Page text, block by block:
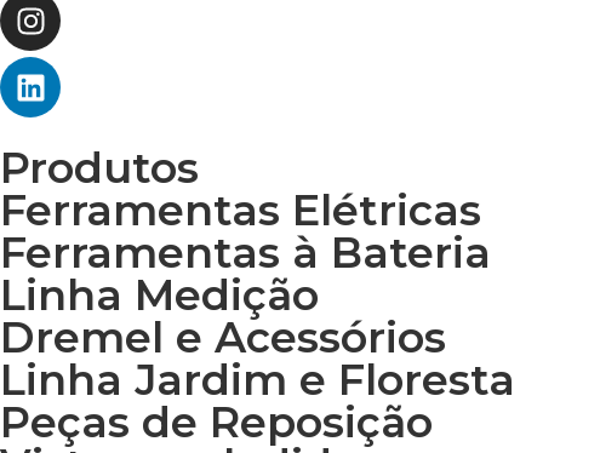
Produtos
Ferramentas Elétricas
Ferramentas à Bateria
Linha Medição
Dremel e Acessórios
Linha Jardim e Floresta
Peças de Reposição